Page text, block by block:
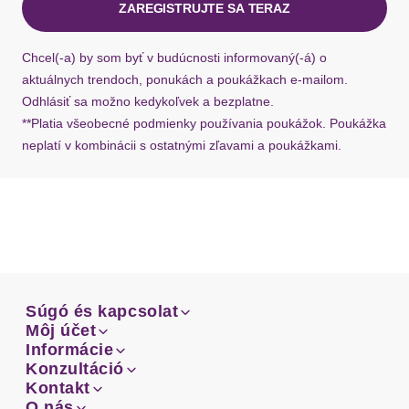
ZAREGISTRUJTE SA TERAZ
Chcel(-a) by som byť v budúcnosti informovaný(-á) o
aktuálnych trendoch, ponukách a poukážkach e-mailom.
Odhlásiť sa možno kedykoľvek a bezplatne.
**Platia všeobecné podmienky používania poukážok. Poukážka
neplatí v kombinácii s ostatnými zľavami a poukážkami.
Súgó és kapcsolat
Email
Facebook
Súgó és kapcsolat
Email
Facebook
Môj účet
Prehľad objednávok
Môj účet
Prehľad objednávok
Informácie
Doprava
Informácie
Doprava
Konzultáció
Sprievodca-veľkosťami
Konzultáció
Kontakt
Kontakt